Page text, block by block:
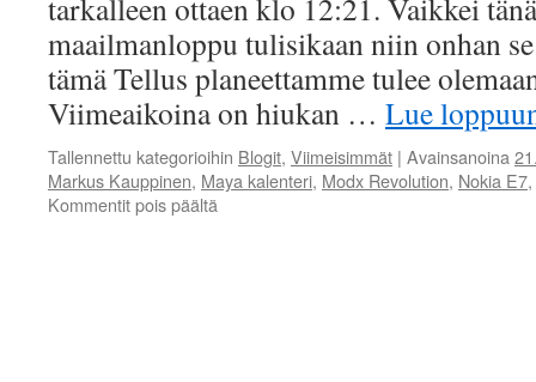
tarkalleen ottaen klo 12:21. Vaikkei
maailmanloppu tulisikaan niin onhan
tämä Tellus planeettamme tulee
Viimeaikoina on hiukan … Lue
Tallennettu kategorioihin Blogit, Viimeisimmät | Avainsanoina
Markus Kauppinen, Maya kalenteri, Modx Revolution, Nokia E7,
Kommentit pois päältä